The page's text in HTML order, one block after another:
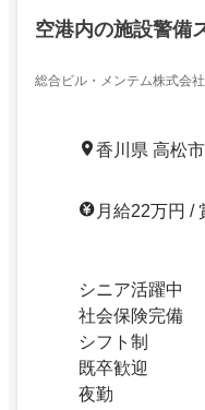
空港内の施設警備
総合ビル・メンテム株式会社
香川県 高松
月給22万円 /
シニア活躍中
社会保険完備
シフト制
既卒歓迎
夜勤